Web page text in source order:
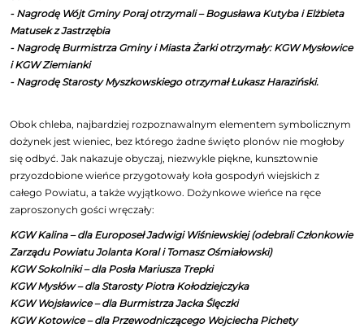
- Nagrodę Wójt Gminy Poraj otrzymali – Bogusława Kutyba i Elżbieta
Matusek z Jastrzębia
- Nagrodę Burmistrza Gminy i Miasta Żarki otrzymały: KGW Mysłowice
i KGW Ziemianki
- Nagrodę Starosty Myszkowskiego otrzymał Łukasz Haraziński.
Obok chleba, najbardziej rozpoznawalnym elementem symbolicznym
dożynek jest wieniec, bez którego żadne święto plonów nie mogłoby
się odbyć. Jak nakazuje obyczaj, niezwykle piękne, kunsztownie
przyozdobione wieńce przygotowały koła gospodyń wiejskich z
całego Powiatu, a także wyjątkowo. Dożynkowe wieńce na ręce
zaproszonych gości wręczały:
KGW Kalina – dla Europoseł Jadwigi Wiśniewskiej (odebrali Członkowie
Zarządu Powiatu Jolanta Koral i Tomasz Ośmiałowski)
KGW Sokolniki – dla Posła Mariusza Trepki
KGW Mysłów – dla Starosty Piotra Kołodziejczyka
KGW Wojsławice – dla Burmistrza Jacka Ślęczki
KGW Kotowice – dla Przewodniczącego Wojciecha Pichety